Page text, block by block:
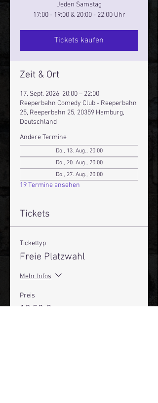
Jeden Samstag
17:00 - 19:00 & 20:00 - 22:00 Uhr
Tickets kaufen
Zeit & Ort
17. Sept. 2026, 20:00 – 22:00
Reeperbahn Comedy Club - Reeperbahn
25, Reeperbahn 25, 20359 Hamburg,
Deutschland
Andere Termine
Do., 13. Aug., 20:00
Do., 20. Aug., 20:00
Do., 27. Aug., 20:00
19 Termine ansehen
Tickets
Tickettyp
Freie Platzwahl
Mehr Infos
Preis
19,50 €